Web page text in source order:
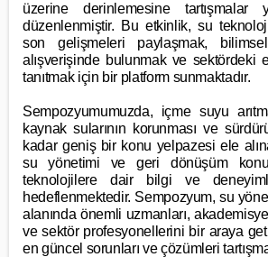
üzerine derinlemesine tartışmalar
düzenlenmiştir. Bu etkinlik, su
son gelişmeleri paylaşmak,
alışverişinde bulunmak ve sektördeki
tanıtmak için bir platform sunmaktadır.
Sempozyumumuzda, içme suyu
kaynak sularının korunması ve
kadar geniş bir konu yelpazesi ele
su yönetimi ve geri dönüşüm
teknolojilere dair bilgi ve
hedeflenmektedir. Sempozyum, su
alanında önemli uzmanları,
ve sektör profesyonellerini bir araya
en güncel sorunları ve çözümleri tartışma